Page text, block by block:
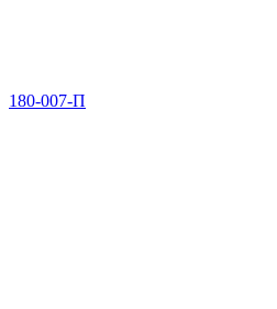
180-007-П